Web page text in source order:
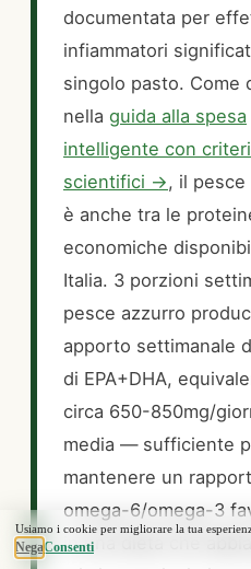
documentata per
infiammatori
singolo pasto. Come
nella guida alla spesa
intelligente con criteri
scientifici →, il pesce
è anche tra le
economiche
Italia. 3 porzioni
pesce azzurro
apporto settimanale
di EPA+DHA,
circa 650-850mg/
media — sufficiente
mantenere un
omega-6/omega-3
in una dieta che abbia